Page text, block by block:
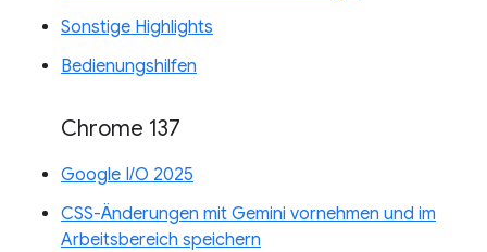
Sonstige Highlights
Bedienungshilfen
Chrome 137
Google I/O 2025
CSS-Änderungen mit Gemini vornehmen und im
Arbeitsbereich speichern